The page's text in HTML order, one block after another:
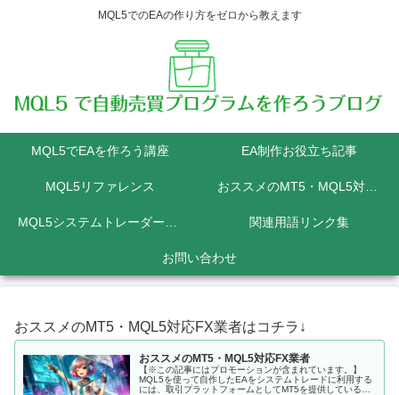
MQL5でのEAの作り方をゼロから教えます
MQL5でEAを作ろう講座 EA制作お役立ち記事
MQL5リファレンス おススメのMT5・MQL5対応FX業者
MQL5システムトレーダーの為のPython講座 関連用語リンク集
お問い合わせ
おススメのMT5・MQL5対応FX業者はコチラ↓
おススメのMT5・MQL5対応FX業者
【※この記事にはプロモーションが含まれています。】
MQL5を使って自作したEAをシステムトレードに利用する
には、取引プラットフォームとしてMT5を提供しているFX